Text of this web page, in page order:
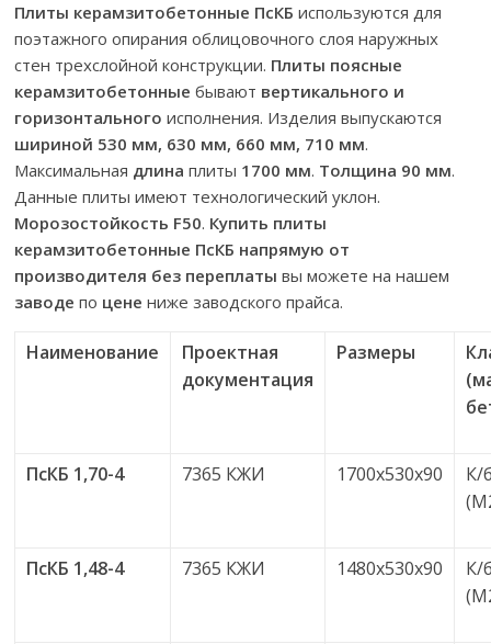
Плиты керамзитобетонные ПсКБ используются для
поэтажного опирания облицовочного слоя наружных
стен трехслойной конструкции. Плиты поясные
керамзитобетонные бывают вертикального и
горизонтального исполнения. Изделия выпускаются
шириной 530 мм, 630 мм, 660 мм, 710 мм.
Максимальная длина плиты 1700 мм. Толщина 90 мм.
Данные плиты имеют технологический уклон.
Морозостойкость F50. Купить плиты
керамзитобетонные ПсКБ напрямую от
производителя без переплаты вы можете на нашем
заводе по цене ниже заводского прайса.
Наименование
Проектная
документация
Размеры
ПсКБ 1,70-4 7365 КЖИ 1700х530х90
К/
ПсКБ 1,48-4 7365 КЖИ 1480х530х90
К/